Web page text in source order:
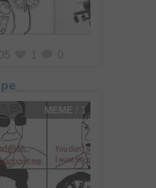
MEME / 1